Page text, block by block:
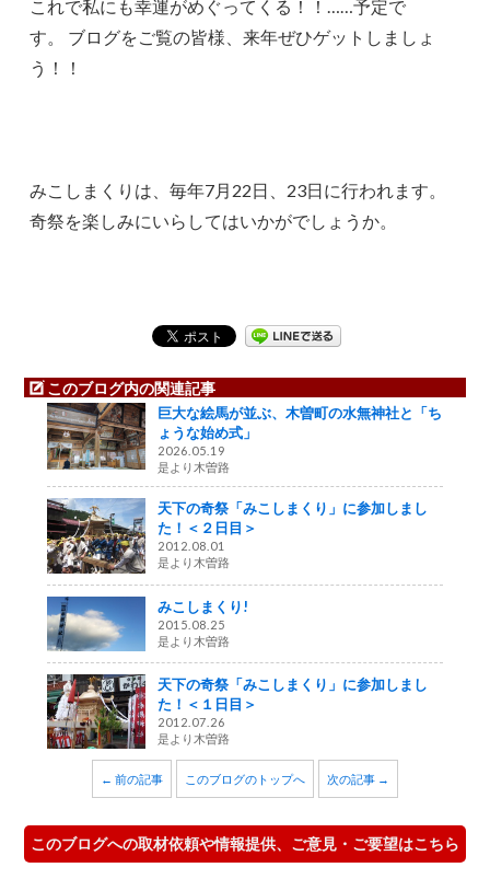
これで私にも幸運がめぐってくる！！……予定で
す。 ブログをご覧の皆様、来年ぜひゲットしましょ
う！！
みこしまくりは、毎年7月22日、23日に行われます。
奇祭を楽しみにいらしてはいかがでしょうか。
このブログ内の関連記事
巨大な絵馬が並ぶ、木曽町の水無神社と「ち
ょうな始め式」
2026.05.19
是より木曽路
天下の奇祭「みこしまくり」に参加しまし
た！＜２日目＞
2012.08.01
是より木曽路
みこしまくり!
2015.08.25
是より木曽路
天下の奇祭「みこしまくり」に参加しまし
た！＜１日目＞
2012.07.26
是より木曽路
← 前の記事 このブログのトップへ 次の記事 →
このブログへの取材依頼や情報提供、ご意見・ご要望はこちら